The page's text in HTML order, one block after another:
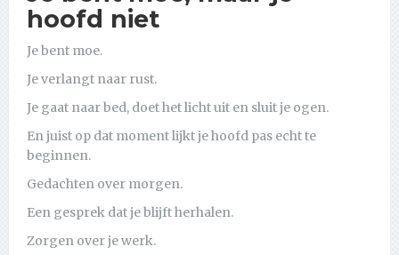
hoofd niet
Je bent moe.
Je verlangt naar rust.
Je gaat naar bed, doet het licht uit en sluit je ogen.
En juist op dat moment lijkt je hoofd pas echt te
beginnen.
Gedachten over morgen.
Een gesprek dat je blijft herhalen.
Zorgen over je werk.